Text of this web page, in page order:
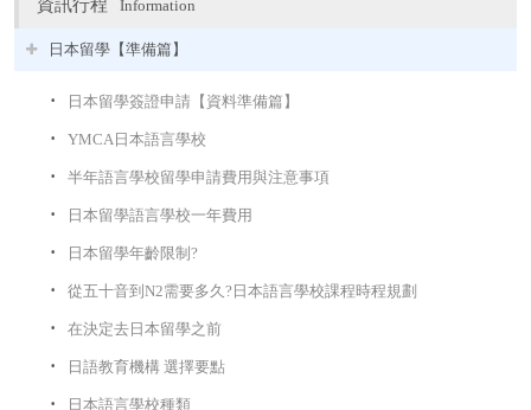
資訊行程 Information
日本留學【準備篇】
日本留學簽證申請【資料準備篇】
YMCA日本語言學校
半年語言學校留學申請費用與注意事項
日本留學語言學校一年費用
日本留學年齡限制?
從五十音到N2需要多久?日本語言學校課程時程規劃
在決定去日本留學之前
日語教育機構 選擇要點
日本語言學校種類